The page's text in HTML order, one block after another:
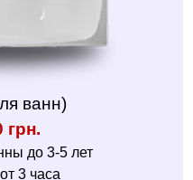
ванн)
грн.
до 3-5 лет
3 часа